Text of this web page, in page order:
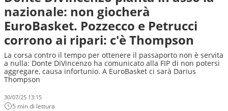
nazionale: non giocherà
EuroBasket. Pozzecco e Petrucci
corrono ai ripari: c'è Thompson
La corsa contro il tempo per ottenere il passaporto non è servita
a nulla: Donte DiVincenzo ha comunicato alla FIP di non potersi
aggregare, causa infortunio. A EuroBasket ci sarà Darius
Thompson
30/07/25 13:15
5 min di lettura